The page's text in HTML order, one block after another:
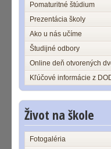
Pomaturitné štúdium
Prezentácia školy
Ako u nás učíme
Študijné odbory
Online deň otvorených
Kľúčové informácie z
Život na škole
Fotogaléria